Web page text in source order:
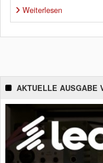
Weiterlesen
AKTUELLE AUSGABE